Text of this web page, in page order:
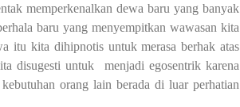
memperkenalkan dewa baru yang banyak
baru yang menyempitkan wawasan kita
itu kita dihipnotis untuk merasa berhak atas
disugesti untuk menjadi egosentrik karena
orang lain berada di luar perhatian